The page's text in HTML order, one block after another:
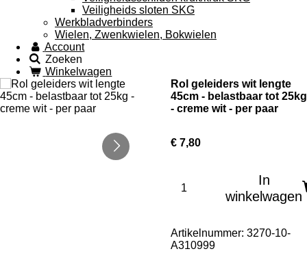
Veiligheids sloten SKG
Werkbladverbinders
Wielen, Zwenkwielen, Bokwielen
Account
Zoeken
Winkelwagen
Rol geleiders wit lengte
45cm - belastbaar tot 25kg
- creme wit - per paar
€ 7,80
In
winkelwagen
Artikelnummer: 3270-10-
A310999